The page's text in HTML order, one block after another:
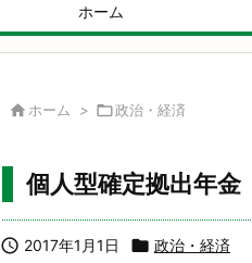
ホーム
 ホーム > 政治・経済
個人型確定拠出年
 2017年1月1日  政治・経済